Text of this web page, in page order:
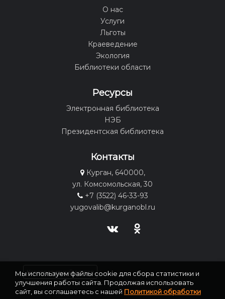
О нас
Услуги
Льготы
Краеведение
Экология
Библиотеки области
Ресурсы
Электронная библиотека
НЭБ
Президентская библиотека
Контакты
Курган, 640000,
ул. Комсомольская, 30
+7 (3522) 46-33-93
yugovalib@kurganobl.ru
Корпоративный портал
Мы используем файлы cookie для сбора статистики и
улучшения работы сайта. Продолжая использовать
сайт, вы соглашаетесь с нашей Политикой обработки